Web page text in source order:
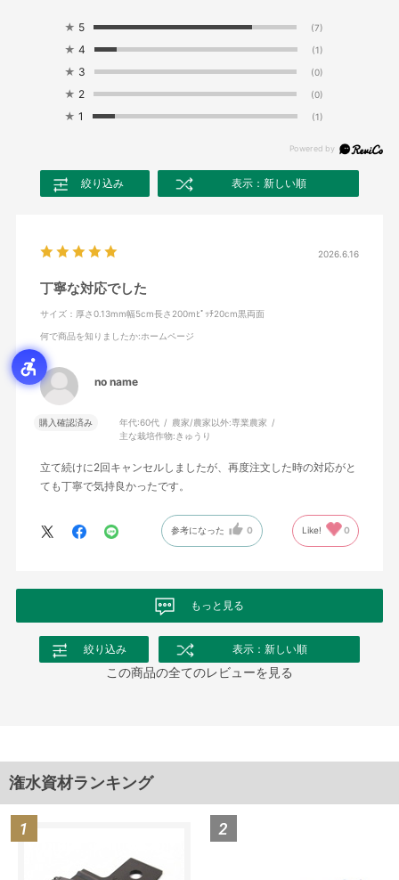
★ 5 (7)
★ 4 (1)
★ 3 (0)
★ 2 (0)
★ 1 (1)
絞り込み 表示：新しい順
2026.6.16
丁寧な対応でした
サイズ：厚さ0.13mm幅5cm長さ200mﾋﾟｯﾁ20cm黒両面
何で商品を知りましたか:ホームページ
no name
購入確認済み 年代:60代 農家/農家以外:専業農家
主な栽培作物: きゅうり
立て続けに2回キャンセルしましたが、再度注文した時の対応がと
ても丁寧で気持良かったです。
参考になった 0 Like! 0
もっと見る
絞り込み 表示：新しい順
この商品の全てのレビューを見る
潅水資材ランキング